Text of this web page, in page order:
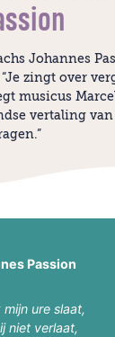
Johannes
zingt over
musicus
vertaling van
Passion
ure slaat,
niet verlaat,